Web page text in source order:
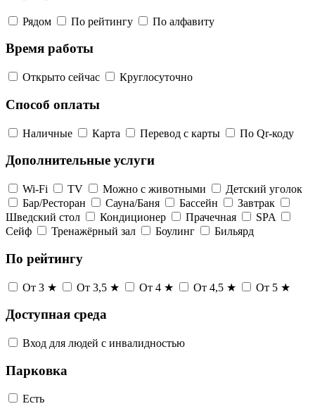
Рядом По рейтингу По алфавиту
Время работы
Открыто сейчас Круглосуточно
Способ оплаты
Наличные Карта Перевод с карты По Qr-коду
Дополнительные услуги
Wi-Fi TV Можно с животными
Детский уголок
Бар/Ресторан
Сауна/Баня Бассейн
Завтрак
Шведский стол
Кондиционер Прачечная
SPA
Сейф
Тренажёрный зал Боулинг Бильярд
По рейтингу
От 3 ★ От 3,5 ★ От 4 ★ От 4,5 ★ От 5 ★
Доступная среда
Вход для людей с инвалидностью
Парковка
Есть